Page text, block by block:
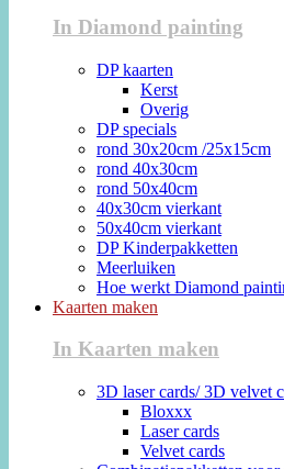
In Diamond painting
DP kaarten
Kerst
Overig
DP specials
rond 30x20cm /25x15cm
rond 40x30cm
rond 50x40cm
40x30cm vierkant
50x40cm vierkant
DP Kinderpakketten
Meerluiken
Hoe werkt Diamond
Kaarten maken
In Kaarten maken
3D laser cards/ 3D velvet
Bloxxx
Laser cards
Velvet cards